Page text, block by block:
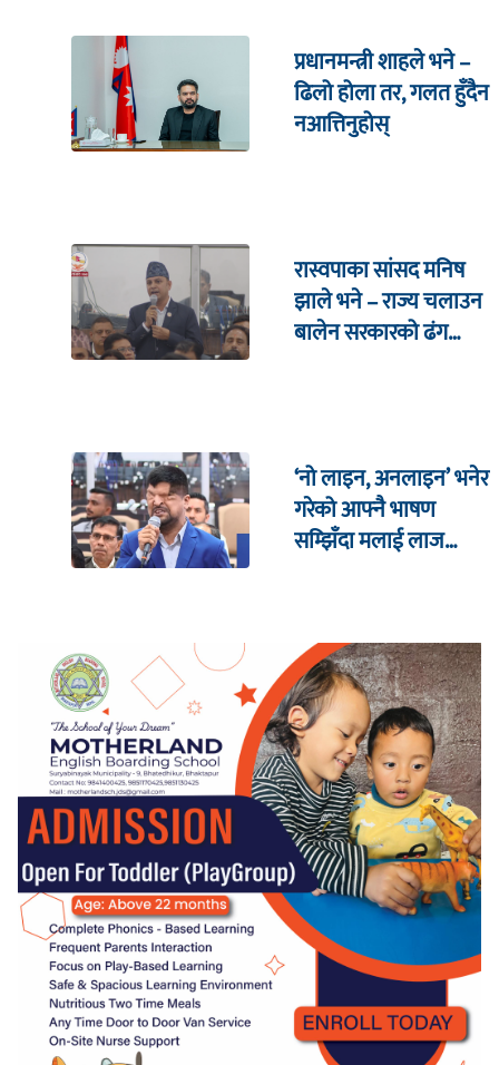
प्रधानमन्त्री शाहले भने –
ढिलो होला तर, गलत हुँदैन
नआत्तिनुहोस्
रास्वपाका सांसद मनिष
झाले भने – राज्य चलाउन
बालेन सरकारको ढंग
‘नो लाइन, अनलाइन’ भनेर
गरेको आफ्नै भाषण
सम्झिँदा मलाई लाज